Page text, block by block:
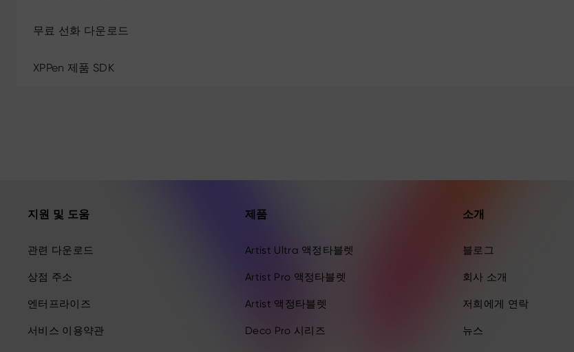
무료 선화 다운로드
XPPen 제품 SDK
지원 및 도움
관련 다운로드
상점 주소
엔터프라이즈
서비스 이용약관
제품
Artist Ultra 액정타블렛
Artist Pro 액정타블렛
Artist 액정타블렛
Deco Pro 시리즈
소개
블로그
회사 소개
저희에게 연락
뉴스